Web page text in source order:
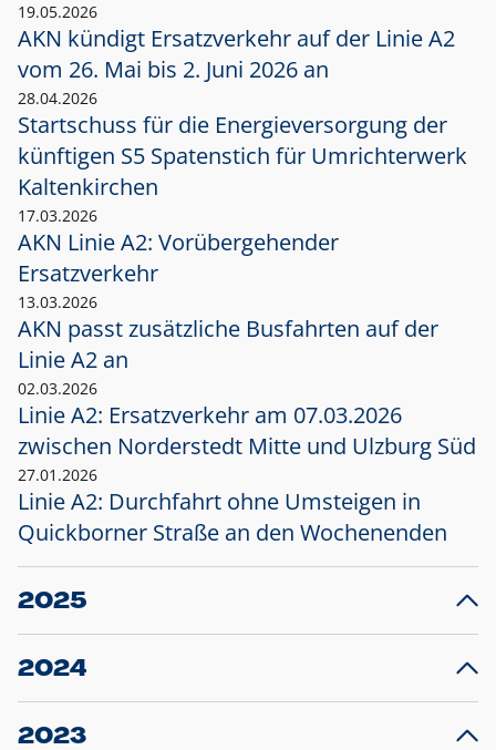
19.05.2026
AKN kündigt Ersatzverkehr auf der Linie A2
vom 26. Mai bis 2. Juni 2026 an
28.04.2026
Startschuss für die Energieversorgung der
künftigen S5 Spatenstich für Umrichterwerk
Kaltenkirchen
17.03.2026
AKN Linie A2: Vorübergehender
Ersatzverkehr
13.03.2026
AKN passt zusätzliche Busfahrten auf der
Linie A2 an
02.03.2026
Linie A2: Ersatzverkehr am 07.03.2026
zwischen Norderstedt Mitte und Ulzburg Süd
27.01.2026
Linie A2: Durchfahrt ohne Umsteigen in
Quickborner Straße an den Wochenenden
2025
23.12.2025
Projekt S5: Start der Bauarbeiten am
2024
10.12.2024
Großprojekt S5: Sperrung der Bahnstraße in
2023